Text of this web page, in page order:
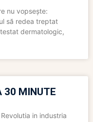
nu vopsește:
să redea treptat
dermatologic,
30 MINUTE
in industria